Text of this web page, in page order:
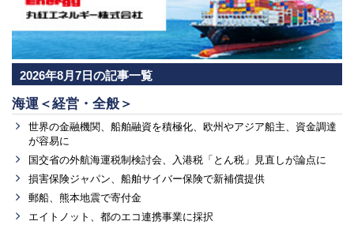
2026年8月7日の記事一覧
海運＜経営・全般＞
世界の金融機関、船舶融資を積極化、欧州やアジア船主、資金調達
が容易に
国交省の外航海運税制検討会、入港税「とん税」見直しが論点に
損害保険ジャパン、船舶サイバー保険で新補償提供
郵船、熊本地震で寄付金
エイトノット、都のエコ連携事業に採択